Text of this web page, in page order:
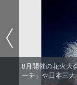
8月開催の花火大
ーチ」や日本三